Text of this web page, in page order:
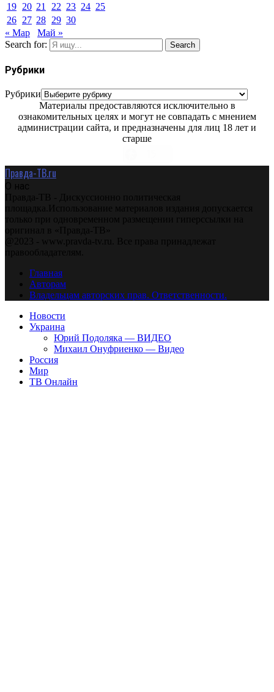
19 20 21 22 23 24 25
26 27 28 29 30
« Мар
Май »
Search for:
Search
Рубрики
Рубрики
Материалы предоставляются исключительно в
ознакомительных целях и могут не совпадать с мнением
администрации сайта, и предназначены для лиц 18 лет и
старше
Правда-ТВ.ru
О нас
Правда-ТВ - Дискуссионно политическая
площадка.Использование материалов издания допускается
только при одновременном размещении гиперссылки на
оригинал в «Правда-ТВ»
@2023 - www.pravda-tv.ru. Все права принадлежат
правообладателям.
Главная
Авторам
Владельцам авторских прав. Ответственности.
Новости
Украина
Юрий Подоляка — ВИДЕО
Михаил Онуфриенко — Видео
Россия
Мир
ТВ Онлайн